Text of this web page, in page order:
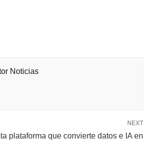
Noticias
NEXT
plataforma que convierte datos e IA en